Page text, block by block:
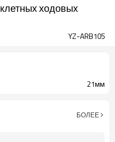
ходовых
YZ-ARB105
21мм
БОЛЕЕ